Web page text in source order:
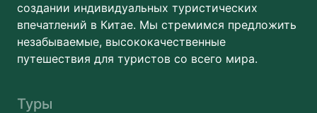
создании индивидуальных туристических
впечатлений в Китае. Мы стремимся предложить
незабываемые, высококачественные
путешествия для туристов со всего мира.
Туры